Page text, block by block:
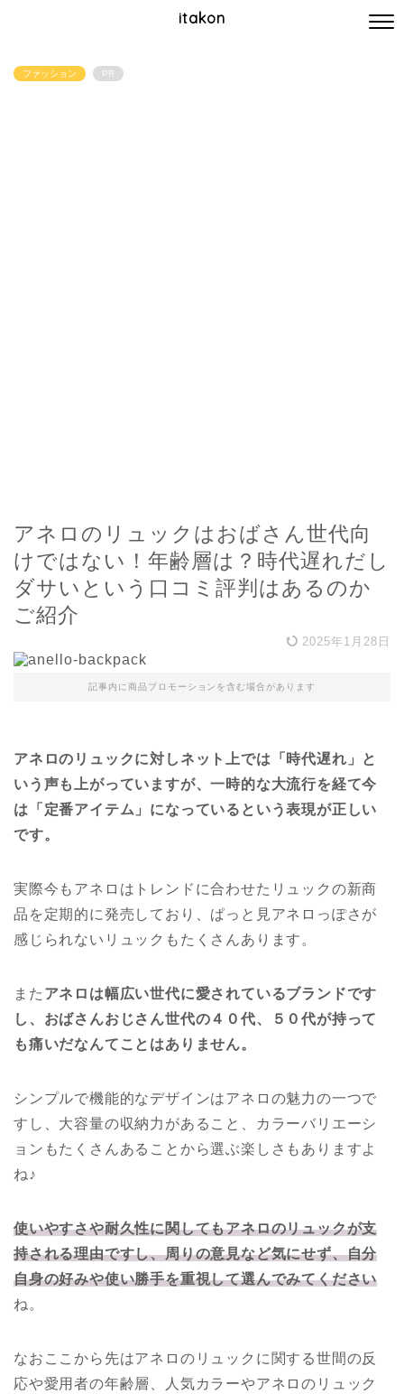
itakon
ファッション PR
アネロのリュックはおばさん世代向
けではない！年齢層は？時代遅れだし
ダサいという口コミ評判はあるのか
ご紹介
2025年1月28日
記事内に商品プロモーションを含む場合があります
アネロのリュックに対しネット上では「時代遅れ」と
いう声も上がっていますが、一時的な大流行を経て今
は「定番アイテム」になっているという表現が正しい
です。
実際今もアネロはトレンドに合わせたリュックの新商
品を定期的に発売しており、ぱっと見アネロっぽさが
感じられないリュックもたくさんあります。
また アネロは幅広い世代に愛されているブランドです
し、おばさんおじさん世代の４０代、５０代が持って
も痛いだなんてことはありません。
シンプルで機能的なデザインはアネロの魅力の一つで
すし、大容量の収納力があること、カラーバリエーシ
ョンもたくさんあることから選ぶ楽しさもありますよ
ね♪
使いやすさや耐久性に関してもアネロのリュックが支
持される理由ですし、周りの意見など気にせず、自分
自身の好みや使い勝手を重視して選んでみてください
ね。
なおここから先はアネロのリュックに関する世間の反
応や愛用者の年齢層、人気カラーやアネロのリュック